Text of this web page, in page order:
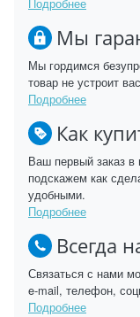
Мы
Мы гордимся
товар не устроит
Подробнее
Как
Ваш первый заказ в
подскажем как
удобными.
Подробнее
Всегда
Связаться с нами
e-mail, телефон,
Подробнее